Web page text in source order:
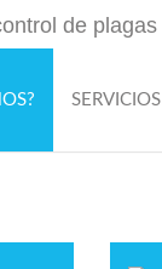
SERVICIOS